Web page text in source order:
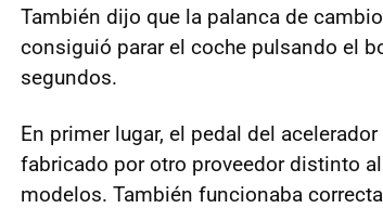
También dijo que la palanca de
consiguió parar el coche pulsando el
segundos.
En primer lugar, el pedal del
fabricado por otro proveedor distinto
modelos. También funcionaba